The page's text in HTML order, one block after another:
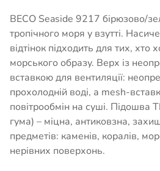
BECO Seaside 9217 бірюзово/
тропічного моря у взутті.
відтінок підходить для тих, хто
морського образу. Верх із
вставкою для вентиляції:
прохолодній воді, а mesh-
повітрообмін на суші. Підошва
гума) – міцна, антиковзна,
предметів: каменів, коралів,
нерівних поверхонь.